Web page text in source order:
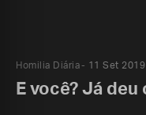
Homilia Diária 11 Set 2019
E você? Já deu